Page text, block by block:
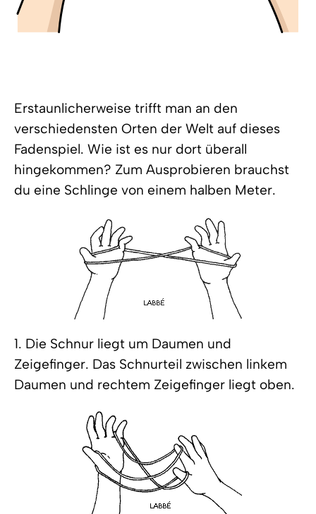
Erstaunlicherweise trifft man an den
verschiedensten Orten der Welt auf dieses
Fadenspiel. Wie ist es nur dort überall
hingekommen? Zum Ausprobieren brauchst
du eine Schlinge von einem halben Meter.
1. Die Schnur liegt um Daumen und
Zeigefinger. Das Schnurteil zwischen linkem
Daumen und rechtem Zeigefinger liegt oben.